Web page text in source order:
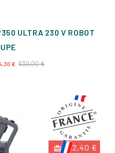
ULTRA 230 V ROBOT
€ 630,00 €Prix
-92,40 €